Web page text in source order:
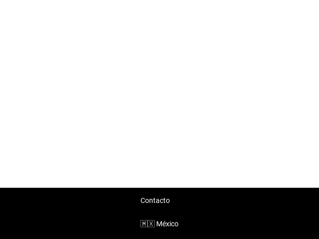
Contacto
🇲🇽 México